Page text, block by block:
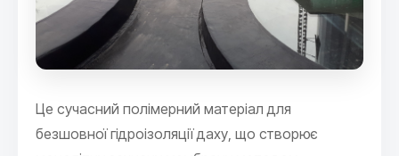
Це сучасний полімерний матеріал для
безшовної гідроізоляції даху, що створює